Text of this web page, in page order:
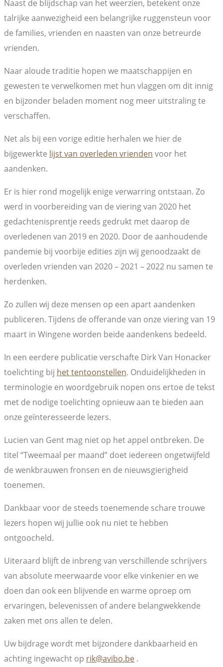
Naast de blijdschap van het weerzien, betekent onze
talrijke aanwezigheid een belangrijke ruggensteun voor
de families, vrienden en naasten van onze betreurde
vrienden.
Naar aloude traditie hopen we maatschappijen en
gewesten te verwelkomen met hun vlaggen om dit innig
en bijzonder beladen moment nog meer uitstraling te
verschaffen.
Net als bij een vorige editie herhalen we hier de
bijgewerkte lijst van overleden vrienden voor het
aandenken.
Er is hier rond mogelijk enige verwarring ontstaan. Zo
werd in voorbereiding van de viering van 2020 het
gedachtenisprentje reeds gedrukt met daarop de
overledenen van 2019 en 2020. Door de aanhoudende
pandemie bij voorbije edities zijn wij genoodzaakt de
overleden vrienden van 2020 – 2021 – 2022 nu samen te
herdenken.
Zo zullen wij deze mensen op een apart aandenken
publiceren. Tijdens de offerande van onze viering van 19
maart in Wingene worden beide aandenkens bedeeld.
In een eerdere publicatie verschafte Dirk Van Honacker
toelichting bij het tentoonstellen. Onduidelijkheden in
terminologie en woordgebruik nopen ons ertoe de tekst
met de nodige toelichting opnieuw aan te bieden aan
onze geïnteresseerde lezers.
Lucien van Gent mag niet op het appel ontbreken. De
titel “Tweemaal per maand” doet iedereen ongetwijfeld
de wenkbrauwen fronsen en de nieuwsgierigheid
toenemen.
Dankbaar voor de steeds toenemende schare trouwe
lezers hopen wij jullie ook nu niet te hebben
ontgoocheld.
Uiteraard blijft de inbreng van verschillende schrijvers
van absolute meerwaarde voor elke vinkenier en we
doen dan ook een blijvende en warme oproep om
ervaringen, belevenissen of andere belangwekkende
zaken met ons allen te delen.
Uw bijdrage wordt met bijzondere dankbaarheid en
achting ingewacht op rik@avibo.be .